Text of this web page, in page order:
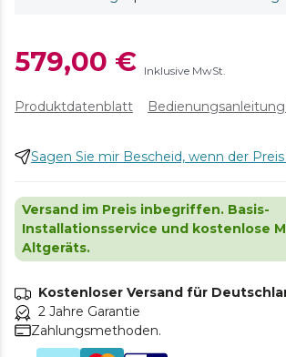
579,00 € Inklusive MwSt.
Produktdatenblatt
Sagen Sie mir Bescheid, wenn der
Versand im Preis inbegriffen. Basis-
Installationsservice und kostenlose
Altgeräts.
Kostenloser Versand für
2 Jahre Garantie
Zahlungsmethoden.